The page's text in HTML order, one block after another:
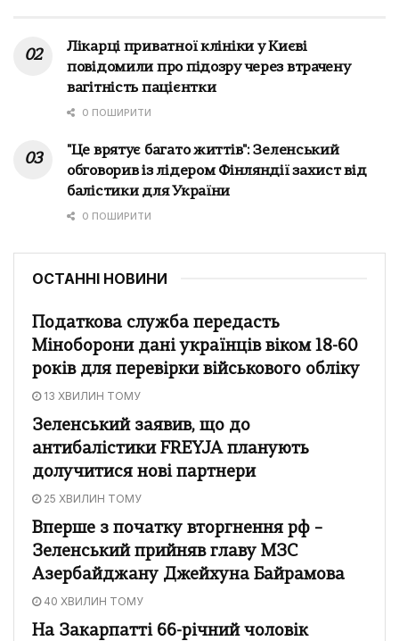
Лікарці приватної клініки у Києві
повідомили про підозру через втрачену
вагітність пацієнтки
0 ПОШИРИТИ
"Це врятує багато життів": Зеленський
обговорив із лідером Фінляндії захист від
балістики для України
0 ПОШИРИТИ
ОСТАННІ НОВИНИ
Податкова служба передасть
Міноборони дані українців віком 18-60
років для перевірки військового обліку
13 ХВИЛИН ТОМУ
Зеленський заявив, що до
антибалістики FREYJA планують
долучитися нові партнери
25 ХВИЛИН ТОМУ
Вперше з початку вторгнення рф –
Зеленський прийняв главу МЗС
Азербайджану Джейхуна Байрамова
40 ХВИЛИН ТОМУ
На Закарпатті 66-річний чоловік